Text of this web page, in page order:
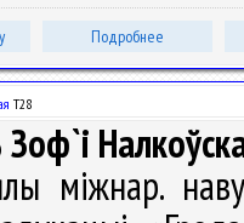
Подробнее
Т28
міжнар.